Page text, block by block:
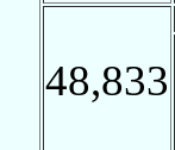
48,833